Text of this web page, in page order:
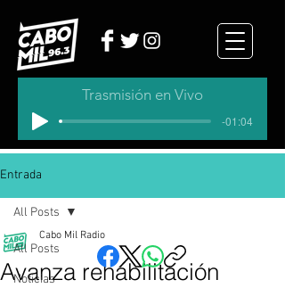
Trasmisión en Vivo
-01:04
Entrada
All Posts
Noticias
All Posts
Avanza rehabilitación
Cabo Mil Radio